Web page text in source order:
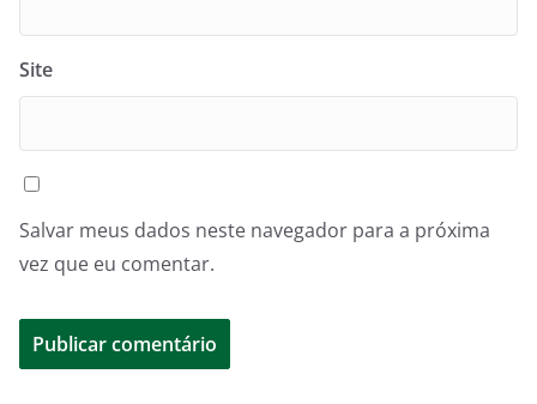
Site
Salvar meus dados neste navegador para a próxima
vez que eu comentar.